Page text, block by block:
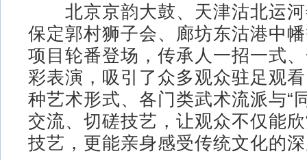
北京京韵大鼓、天津沽北运河
保定郭村狮子会、廊坊东沽港中
项目轮番登场，传承人一招一式
彩表演，吸引了众多观众驻足观
种艺术形式、各门类武术流派与“
交流、切磋技艺，让观众不仅能
技艺，更能亲身感受传统文化的